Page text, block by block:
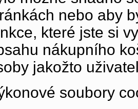
nebo aby
které jste si
nákupního
jakožto
soubory